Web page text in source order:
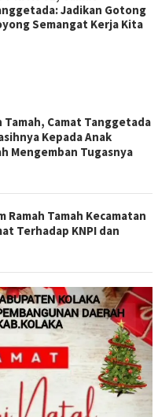
Jadikan Gotong
Semangat Kerja Kita
Tamah, Camat Tanggetada
Kepada Anak
Mengemban Tugasnya
Ramah Tamah Kecamatan
Terhadap KNPI dan